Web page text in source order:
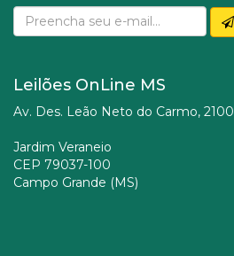
Leilões OnLine MS
Av. Des. Leão Neto do Carmo, 2100
Jardim Veraneio
CEP 79037-100
Campo Grande (MS)